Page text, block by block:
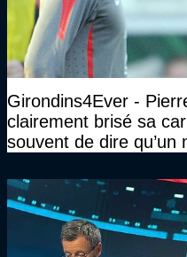
Girondins4Ever -
clairement brisé sa
souvent de dire qu’un